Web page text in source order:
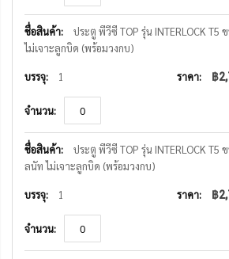
ประตู พีวีซี TOP รุ่น INTERLOCK T5
ไม่เจาะลูกบิด (พร้อมวงกบ)
1 ฿
ประตู พีวีซี TOP รุ่น INTERLOCK T5
ลนัท ไม่เจาะลูกบิด (พร้อมวงกบ)
1 ฿